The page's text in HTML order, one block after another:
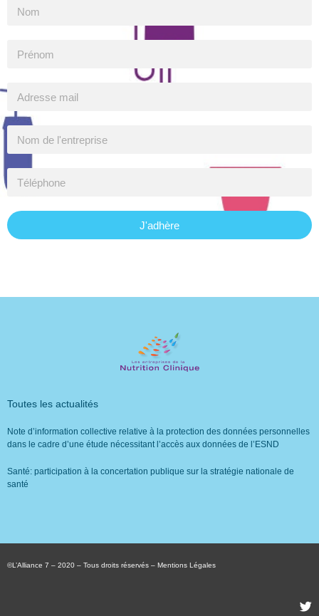
J'adhère
Toutes les actualités
Note d’information collective relative à la protection des données personnelles
dans le cadre d’une étude nécessitant l’accès aux données de l’ESND
Santé: participation à la concertation publique sur la stratégie nationale de
santé
©L’Alliance 7 – 2020 – Tous droits réservés – Mentions Légales